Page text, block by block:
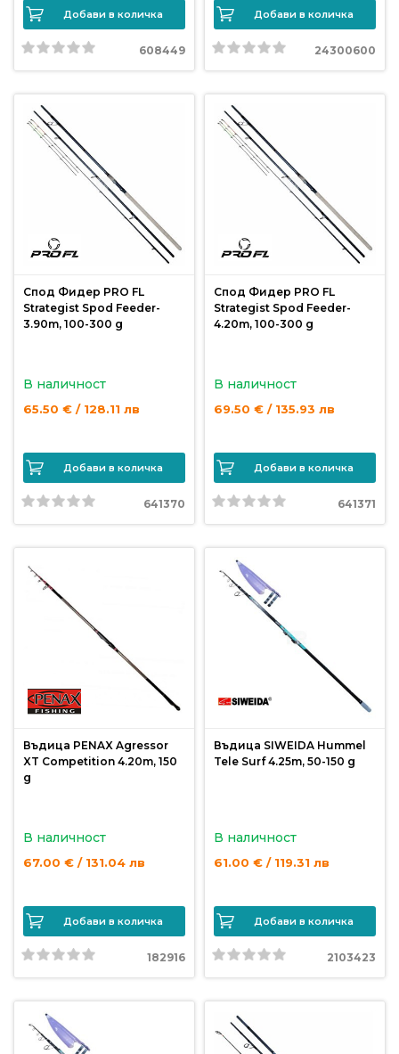
Политика
за
използване
на
“бисквитки”
(Cookie)
2026
Всички
запазени.
Интернет
Дизайн
от
Добави в количка
608449
Добави в количка
24300600
Спод Фидер PRO FL
Strategist Spod Feeder-
3.90m, 100-300 g
В наличност
65.50 € / 128.11 лв
Добави в количка
641370
Спод Фидер PRO FL
Strategist Spod Feeder-
4.20m, 100-300 g
В наличност
69.50 € / 135.93 лв
Добави в количка
641371
Въдица PENAX Agressor
XT Competition 4.20m, 150
g
В наличност
67.00 € / 131.04 лв
Добави в количка
182916
Въдица SIWEIDA Hummel
Tele Surf 4.25m, 50-150 g
В наличност
61.00 € / 119.31 лв
Добави в количка
2103423